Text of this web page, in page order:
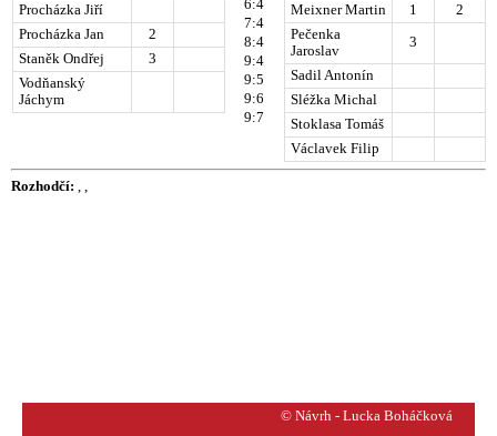
Procházka Jiří
Procházka Jan
2
Staněk Ondřej
3
Vodňanský
Jáchym
6:4
7:4
8:4
9:4
9:5
9:6
9:7
Meixner Martin
1
2
Pečenka
Jaroslav
3
Sadil Antonín
Sléžka Michal
Stoklasa Tomáš
Václavek Filip
Rozhodčí:
© Návrh - Lucka Boháčková